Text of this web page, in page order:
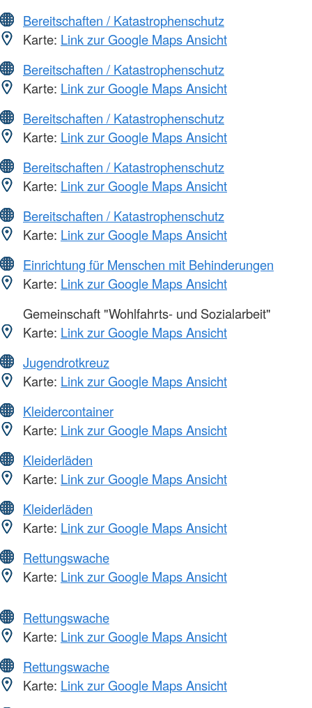
Bereitschaften / Katastrophenschutz
Karte: Link zur Google Maps Ansicht
Bereitschaften / Katastrophenschutz
Karte: Link zur Google Maps Ansicht
Bereitschaften / Katastrophenschutz
Karte: Link zur Google Maps Ansicht
Bereitschaften / Katastrophenschutz
Karte: Link zur Google Maps Ansicht
Bereitschaften / Katastrophenschutz
Karte: Link zur Google Maps Ansicht
Einrichtung für Menschen mit Behinderungen
Karte: Link zur Google Maps Ansicht
Gemeinschaft "Wohlfahrts- und Sozialarbeit"
Karte: Link zur Google Maps Ansicht
Jugendrotkreuz
Karte: Link zur Google Maps Ansicht
Kleidercontainer
Karte: Link zur Google Maps Ansicht
Kleiderläden
Karte: Link zur Google Maps Ansicht
Kleiderläden
Karte: Link zur Google Maps Ansicht
Rettungswache
Karte: Link zur Google Maps Ansicht
Rettungswache
Karte: Link zur Google Maps Ansicht
Rettungswache
Karte: Link zur Google Maps Ansicht